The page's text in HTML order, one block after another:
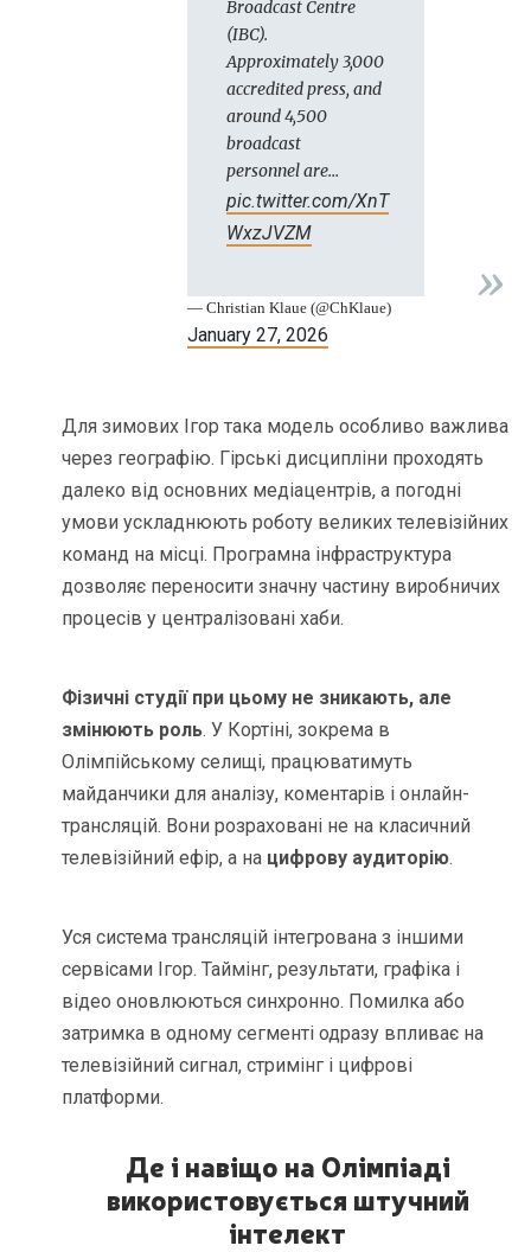
Broadcast Centre
(IBC).
Approximately 3,000
accredited press, and
around 4,500
broadcast
personnel are…
pic.twitter.com/XnT
WxzJVZM
— Christian Klaue (@ChKlaue)
January 27, 2026
Для зимових Ігор така модель особливо важлива
через географію. Гірські дисципліни проходять
далеко від основних медіацентрів, а погодні
умови ускладнюють роботу великих телевізійних
команд на місці. Програмна інфраструктура
дозволяє переносити значну частину виробничих
процесів у централізовані хаби.
Фізичні студії при цьому не зникають, але
змінюють роль. У Кортіні, зокрема в
Олімпійському селищі, працюватимуть
майданчики для аналізу, коментарів і онлайн-
трансляцій. Вони розраховані не на класичний
телевізійний ефір, а на цифрову аудиторію.
Уся система трансляцій інтегрована з іншими
сервісами Ігор. Таймінг, результати, графіка і
відео оновлюються синхронно. Помилка або
затримка в одному сегменті одразу впливає на
телевізійний сигнал, стримінг і цифрові
платформи.
Де і навіщо на Олімпіаді
використовується штучний
інтелект